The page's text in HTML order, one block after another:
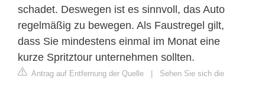
schadet. Deswegen ist es sinnvoll, das Auto
regelmäßig zu bewegen. Als Faustregel gilt,
dass Sie mindestens einmal im Monat eine
kurze Spritztour unternehmen sollten.
Antrag auf Entfernung der Quelle | Sehen Sie sich die